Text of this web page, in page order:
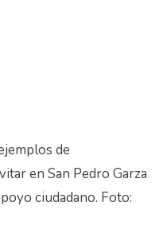
de
en San Pedro Garza
ciudadano. Foto: